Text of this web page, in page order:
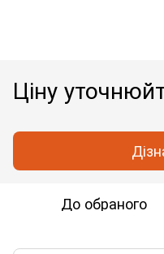
Ціну
До обраного